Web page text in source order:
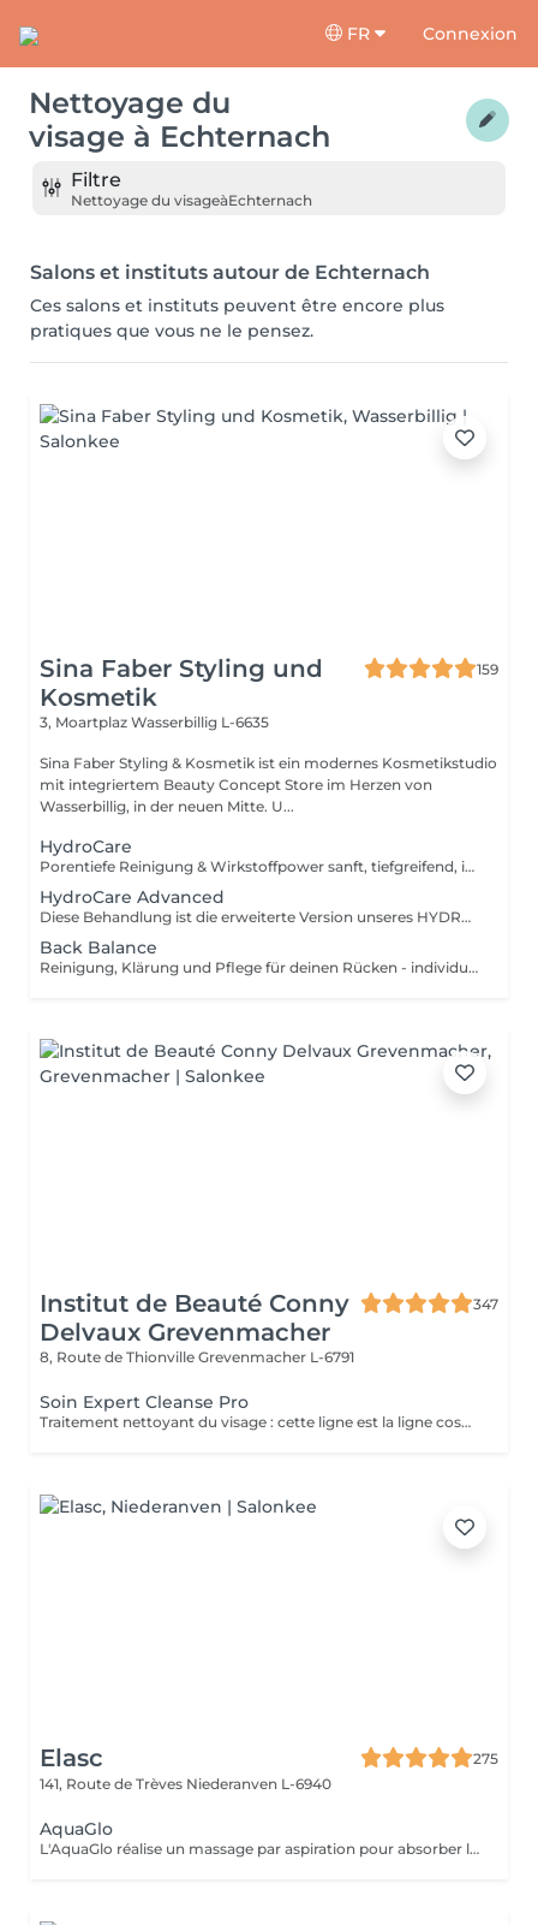
FR Connexion
Nettoyage du
visage à Echternach
Filtre
Nettoyage du visageàEchternach
Salons et instituts autour de Echternach
Ces salons et instituts peuvent être encore plus
pratiques que vous ne le pensez.
Sina Faber Styling und
Kosmetik
159
3, Moartplaz Wasserbillig L-6635
Sina Faber Styling & Kosmetik ist ein modernes Kosmetikstudio
mit integriertem Beauty Concept Store im Herzen von
Wasserbillig, in der neuen Mitte. U...
HydroCare
Porentiefe Reinigung & Wirkstoffpower sanft, tiefgreifend, individuell. Diese Behandlung bringt deine Haut auf ein neues Level mit der innovativen HYDROcare Aqua Balance Technologie, entwickelt in Deutschland. Anders als herkömmliche Aquabrasion arbeitet HYDROcare nicht nur mit Wasser sondern mit hochkonzentrierten Flüssigkeiten, die gezielt auf deine Hautbedürfnisse abgestimmt sind. 4 präzise abgestimmte Schritte sorgen für eine Kombination aus sanfter Tiefenreinigung, Hauterneuerung, Detox und Wirkstoffversorgung ohne Irritation, aber mit maximalem Glow. Die 4 Schritte im Überblick: 1. CLEAN Sanfte Tiefenreinigung mit Spirulina Maxima Extrakt und Pentylene Glycol. Entfernt Schmutz, überschüssigen Talg & Unreinheiten, stärkt die Hautbarriere 2. PEEL Mildes Peeling mit Glykolsäure & Milchsäure. Verfeinert die Hautstruktur, löst abgestorbene Hautzellen und bereitet die Haut optimal auf Wirkstoffe vor 3. DETOX Klärende Tiefenreinigung mit Hamamelis & Kamillenextrakt. Beruhigt, wirkt entzündungshemmend & reduziert Unterlagerungen 4. REFRESH Intensive Versorgung mit niedermolekularer Hyaluronsäure & Vitamin C. Polstert auf, versorgt mit Feuchtigkeit und schenkt sofortige Strahlkraft Ergebnisse, die du spürst und siehst!
HydroCare Advanced
Diese Behandlung ist die erweiterte Version unseres HYDROcare-Facials und geht noch einen entscheidenden Schritt weiter: Neben den 4 klassischen Aqua-Steps sorgt eine gezielte Sauerstoff-Wirkstoffversorgung und eine Druckluftmassage dafür, dass die Haut nicht nur gereinigt und durchfeuchtet wird sondern in der Tiefe versorgt, aktiviert und nachhaltig gestärkt. 6 Schritte für echte Veränderung: 1. CLEAN Reinigung mit Spirulina & Pentylene Glycol 2. PEEL Milde Säurelösung mit Glykol- & Milchsäure 3. DETOX Talgregulation mit Kamille & Hamamelis 4. REFRESH Hyaluron & Vitamin C für Frische & Glow 5. OXYGEN GUN Tiefenwirksame Wirkstoffversorgung: Hochdosierte Essenzen werden mit feinem Sauerstoffnebel auf die Haut aufgebracht. Durch ihre besonders niedrige Molekularstruktur dringen die Wirkstoffe tief ein ideal zur intensiven Feuchtigkeitsversorgung, Anti-Aging oder Beruhigung. 6. DERMA PRESSURE Sanfte Druckluftmassage: Impulse per Druckluft massieren die Essenzen gezielt in tiefere Hautschichten. Besonders effizient, punktgenau und völlig schmerzfrei für langanhaltende Effekte und ein strahlendes Finish.
Back Balance
Reinigung, Klärung und Pflege für deinen Rücken - individuell & wirkungsvoll. Unreiner Rücken? Unterlagerungen Pickelmale oder kleine Entzündungen, die einfach nicht weggehen wollen? Die Haut am Rücken ist oft schwieriger zu pflegen und dabei genauso sensibel wie im Gesicht. Mit Back Balance bieten wir dir eine professionelle Tiefenreinigung des Rückens abgestimmt auf dein Hautbild und deine individuellen Bedürfnisse. Was erwartet dich? Diese Behandlung kombiniert modernste Reinigungstechniken mit regenerierender Pflege, um die obersten Hautschichten gezielt zu verfeinern und für die Ausreinigung vorzubereiten. Besonders geeignet bei: - Entzündlicher oder unreiner Rückenpartie Akne - hormonell bedingten Rückenausbrüchen - Verhornungen & Pigmentstörungen - Vor besonderen Anlässen (z.B. Sommer, Hochzeit, Rückenfrei-Outfits)
Institut de Beauté Conny
Delvaux Grevenmacher
347
8, Route de Thionville Grevenmacher L-6791
Soin Expert Cleanse Pro
Traitement nettoyant du visage : cette ligne est la ligne cosmétique professionnelle dans le domaine de l'hygiène dermatologique du visage. Expert Cleanse Pro a été formulé avec des produits respectueux de l'environnement et, outre le nettoyage et le soin en profondeur, il est idéal pour la préparation de la peau.
Elasc
275
141, Route de Trèves Niederanven L-6940
AquaGlo
L'AquaGlo réalise un massage par aspiration pour absorber les comédons, nettoyer la peau en profondeur, l'hydrater, l'oxygéner et l'exfolier. Cet appareil permet de stimuler la micro circulation ainsi que la division cellulaire. Résultats: un look frais, un teint éclatant, une peau hautement hydratée. Rajeunissement garanti ! Sur tous les types de peau, particulièrement avec des impuretés, des points noirs et/ou de l'acné.